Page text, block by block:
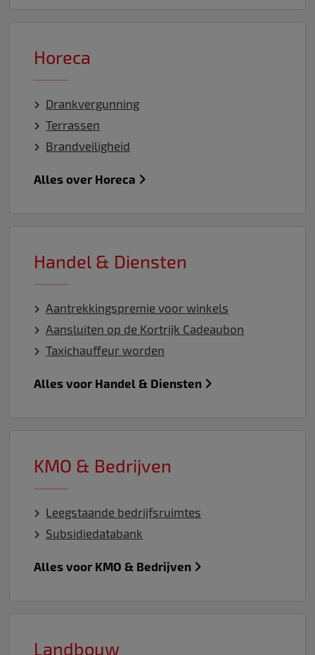
Horeca
Drankvergunning
Terrassen
Brandveiligheid
Alles over Horeca
Handel & Diensten
Aantrekkingspremie voor winkels
Aansluiten op de Kortrijk Cadeaubon
Taxichauffeur worden
Alles voor Handel & Diensten
KMO & Bedrijven
Leegstaande bedrijfsruimtes
Subsidiedatabank
Alles voor KMO & Bedrijven
Landbouw